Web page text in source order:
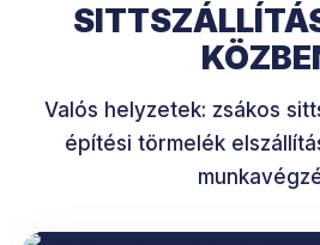
Valós helyzetek: zsákos
építési törmelék